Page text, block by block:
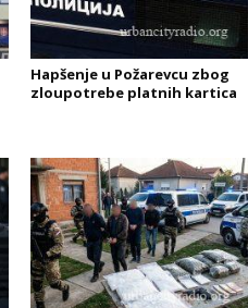
Hapšenje u Požarevcu zbog
zloupotrebe platnih kartica